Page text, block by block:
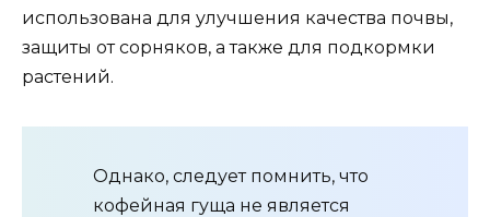
использована для улучшения качества почвы,
защиты от сорняков, а также для подкормки
растений.
Однако, следует помнить, что
кофейная гуща не является